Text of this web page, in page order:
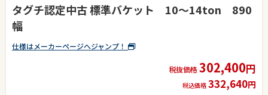
タグチ認定中古 標準バケット 10～14ton 890
幅
仕様はメーカーページへジャンプ！
税抜価格302,400円
税込価格 332,640円